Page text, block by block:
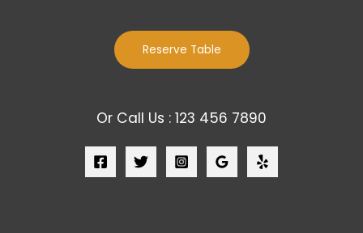
Reserve Table
Or Call Us : 123 456 7890